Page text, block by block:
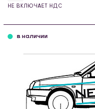
НЕ ВКЛЮЧАЕТ НДС
в наличии